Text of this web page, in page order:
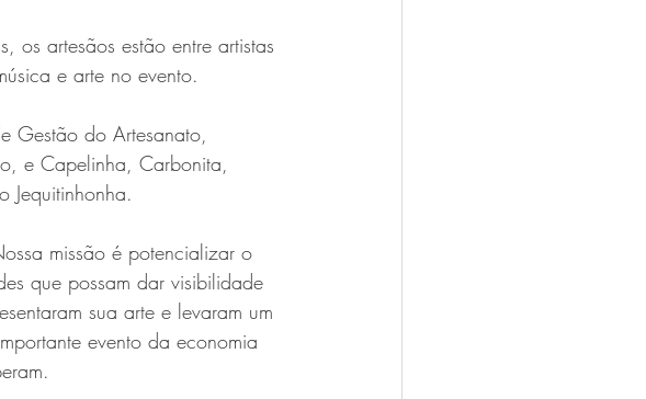
artesãos estão entre artistas
e arte no evento.
Gestão do Artesanato,
e Capelinha, Carbonita,
Jequitinhonha.
missão é potencializar o
que possam dar visibilidade
sua arte e levaram um
evento da economia